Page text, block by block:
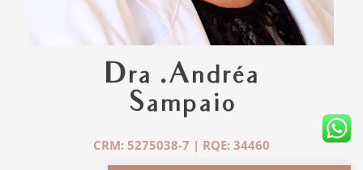
Dra .Andréa
Sampaio
CRM: 5275038-7 | RQE: 34460